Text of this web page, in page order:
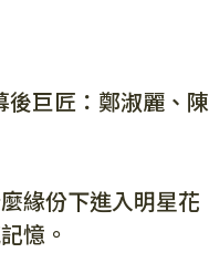
巨匠：鄭淑麗、陳
緣份下進入明星花
憶。